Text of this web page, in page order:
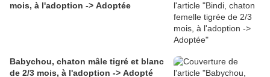
mois, à l'adoption -> Adoptée
Babychou, chaton mâle tigré et blanc
de 2/3 mois, à l'adoption -> Adopté